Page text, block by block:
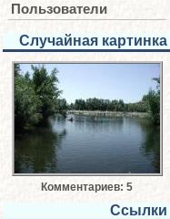
Пользователи
Случайная картинка
Комментариев: 5
Ссылки